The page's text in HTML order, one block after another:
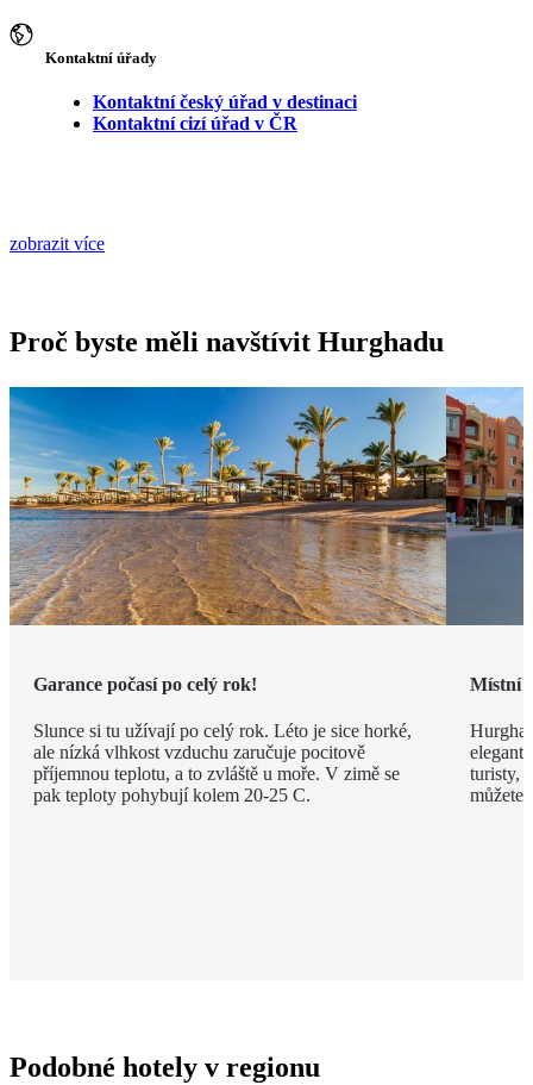
Kontaktní úřady
Kontaktní český úřad v destinaci
Kontaktní cizí úřad v ČR
zobrazit více
Proč byste měli navštívit Hurghadu
Garance počasí po celý rok!
Slunce si tu užívají po celý rok. Léto je sice horké,
ale nízká vlhkost vzduchu zaručuje pocitově
příjemnou teplotu, a to zvláště u moře. V zimě se
pak teploty pohybují kolem 20-25 C.
Místní
turisty,
můžete
Podobné hotely v regionu